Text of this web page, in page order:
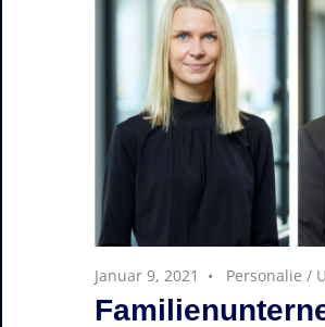
Januar 9, 2021 Personalie /